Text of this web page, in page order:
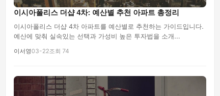
이시아폴리스 더샵 4차: 예산별 추천 아파트 총정리
이시아폴리스 더샵 4차 아파트를 예산별로 추천하는 가이드입니다.
예산에 맞춰 실속있는 선택과 가성비 높은 투자법을 소개...
이서영03-22조회 74